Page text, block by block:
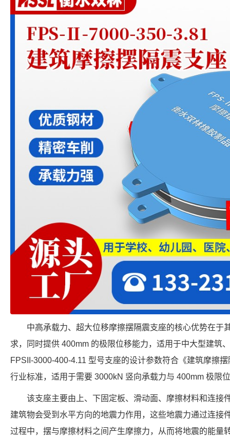
中高承载力、超大位移摩擦摆隔震支座的核心优势在于
求，同时提供 400mm 的极限位移能力，适用于中大型建筑
FPSII-3000-400-4.11 型号支座的设计参数符合《建筑摩擦
行业标准，适用于需要 3000kN 竖向承载力与 400mm 极限
该支座主要由上、下固定板、滑动面、摩擦材料和连接
建筑物会受到水平方向的地震力作用，这些地震力通过连接
过程中，摆与摩擦材料之间产生摩擦力，从而将地震的能量